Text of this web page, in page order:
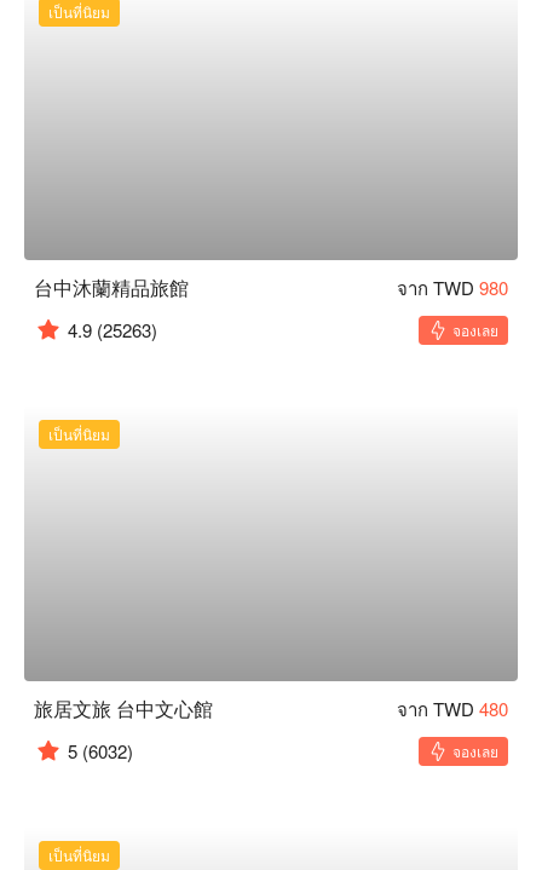
เป็นที่นิยม
台中沐蘭精品旅館 จาก TWD 980
4.9 (25263) จองเลย
เป็นที่นิยม
旅居文旅 台中文心館 จาก TWD 480
5 (6032) จองเลย
เป็นที่นิยม